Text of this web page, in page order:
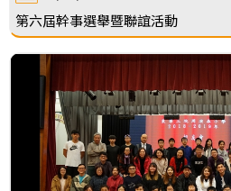
第六屆幹事選舉暨聯誼活動